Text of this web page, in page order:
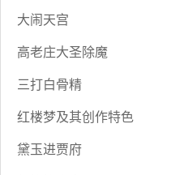
大闹天宫
高老庄大圣除魔
三打白骨精
红楼梦及其创作特色
黛玉进贾府